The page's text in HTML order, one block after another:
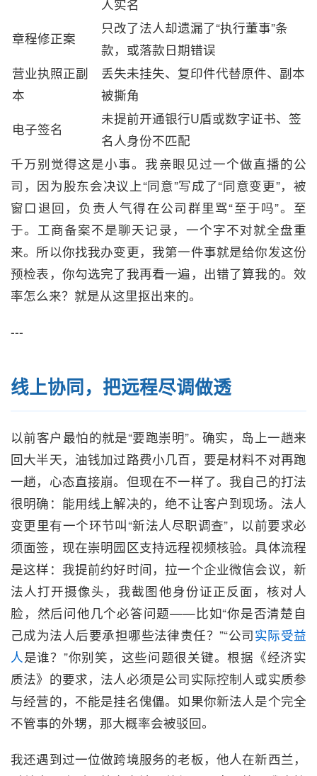
人实名
章程修正案
只改了法人却遗漏了“执行董事”条
款，或落款日期错误
营业执照正副
本
丢失未挂失、复印件代替原件、副本
被撕角
电子签名
未提前开通银行U盾或数字证书、签
名人身份不匹配
千万别觉得这是小事。我亲眼见过一个做直播的公
司，因为股东会决议上“同意”写成了“同意变更”，被
窗口退回，负责人气得在公司群里骂“至于吗”。至
于。工商备案不是聊天记录，一个字不对就全盘重
来。所以你找我办变更，我第一件事就是给你发这份
预检表，你勾选完了我再看一遍，出错了算我的。效
率怎么来？就是从这里抠出来的。
---
线上协同，把远程尽调做透
以前客户最怕的就是“要跑崇明”。确实，岛上一趟来
回大半天，油钱加过路费小几百，要是材料不对再跑
一趟，心态直接崩。但现在不一样了。我自己的打法
很明确：能用线上解决的，绝不让客户到现场。法人
变更里有一个环节叫“新法人尽职调查”，以前要求必
须面签，现在崇明园区支持远程视频核验。具体流程
是这样：我提前约好时间，拉一个企业微信会议，新
法人打开摄像头，我截图他身份证正反面，核对人
脸，然后问他几个必答问题——比如“你是否清楚自
己成为法人后要承担哪些法律责任？”“公司实际受益
人是谁？”你别笑，这些问题很关键。根据《经济实
质法》的要求，法人必须是公司实际控制人或实质参
与经营的，不能是挂名傀儡。如果你新法人是个完全
不管事的外甥，那大概率会被驳回。
我还遇到过一位做跨境服务的老板，他人在新西兰，